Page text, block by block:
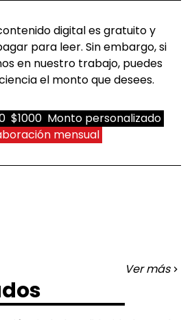
digital es gratuito y
para leer. Sin embargo, si
en nuestro trabajo, puedes
el monto que desees.
$1000 Monto personalizado
mensual
Ver más